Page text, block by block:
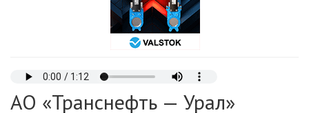
АО «Транснефть — Урал»